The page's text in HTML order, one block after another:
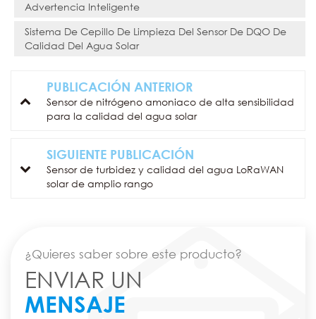
Advertencia Inteligente
Sistema De Cepillo De Limpieza Del Sensor De DQO De
Calidad Del Agua Solar
PUBLICACIÓN ANTERIOR
Sensor de nitrógeno amoniaco de alta sensibilidad
para la calidad del agua solar
SIGUIENTE PUBLICACIÓN
Sensor de turbidez y calidad del agua LoRaWAN
solar de amplio rango
¿Quieres saber sobre este producto?
ENVIAR UN
MENSAJE